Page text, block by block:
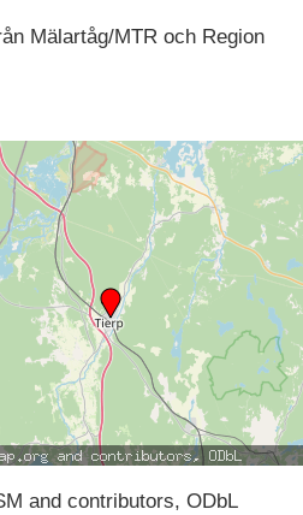
Mälartåg/MTR och Region
and contributors, ODbL